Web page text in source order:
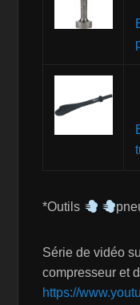
*Outils
Série de vidéo
compresseur et
https://